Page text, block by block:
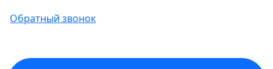
Обратный звонок